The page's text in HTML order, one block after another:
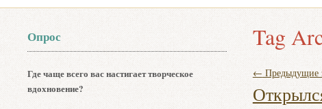
Tag
← Предыдущие
Опрос
Где чаще всего вас настигает творческое
вдохновение?